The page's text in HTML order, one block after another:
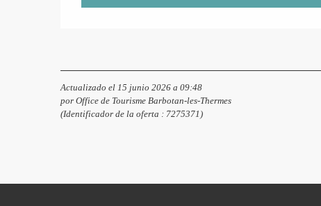
Actualizado el 15 junio 2026 a 09:48
por Office de Tourisme Barbotan-les-Thermes
(Identificador de la oferta : 7275371 )